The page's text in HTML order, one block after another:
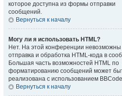
которое доступна из формы отправки
сообщений.
Вернуться к началу
Могу ли я использовать HTML?
Нет. На этой конференции невозможны
отправка и обработка HTML-кода в
Большая часть возможностей HTML по
форматированию сообщений может
реализована с использованием
Вернуться к началу